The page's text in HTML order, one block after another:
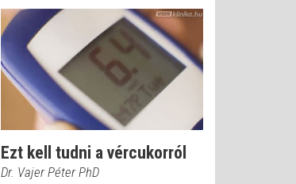
Ezt kell tudni a vércukorról
Dr. Vajer Péter PhD